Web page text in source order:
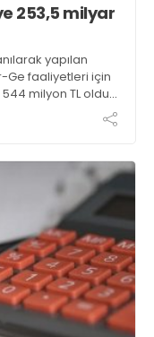
253,5 milyar
yapılan
Ge faaliyetleri için
milyon TL oldu.
bütçesi